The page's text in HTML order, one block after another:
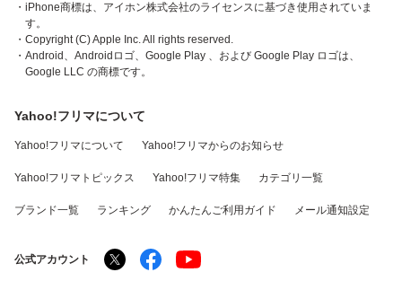
・iPhone商標は、アイホン株式会社のライセンスに基づき使用されていま
す。
・Copyright (C) Apple Inc. All rights reserved.
・Android、Androidロゴ、Google Play 、および Google Play ロゴは、
Google LLC の商標です。
Yahoo!フリマについて
Yahoo!フリマについて Yahoo!フリマからのお知らせ
Yahoo!フリマトピックス Yahoo!フリマ特集 カテゴリ一覧
ブランド一覧 ランキング かんたんご利用ガイド メール通知設定
公式アカウント